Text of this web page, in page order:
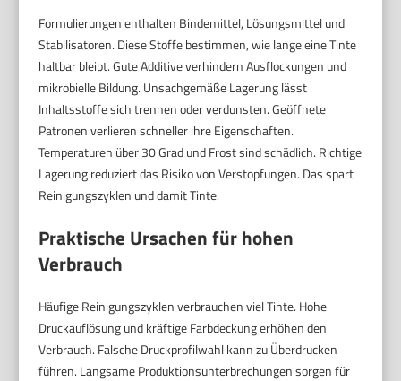
Formulierungen enthalten Bindemittel, Lösungsmittel und
Stabilisatoren. Diese Stoffe bestimmen, wie lange eine Tinte
haltbar bleibt. Gute Additive verhindern Ausflockungen und
mikrobielle Bildung. Unsachgemäße Lagerung lässt
Inhaltsstoffe sich trennen oder verdunsten. Geöffnete
Patronen verlieren schneller ihre Eigenschaften.
Temperaturen über 30 Grad und Frost sind schädlich. Richtige
Lagerung reduziert das Risiko von Verstopfungen. Das spart
Reinigungszyklen und damit Tinte.
Praktische Ursachen für hohen
Verbrauch
Häufige Reinigungszyklen verbrauchen viel Tinte. Hohe
Druckauflösung und kräftige Farbdeckung erhöhen den
Verbrauch. Falsche Druckprofilwahl kann zu Überdrucken
führen. Langsame Produktionsunterbrechungen sorgen für